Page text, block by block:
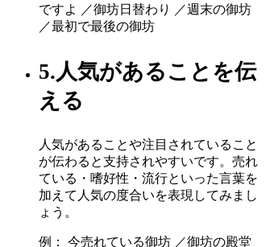
ですよ ／御坊日替わり ／週末の御坊
／最初で最後の御坊
5.人気があることを伝
える
人気があることや注目されていること
が伝わると支持されやすいです。売れ
ている・嗜好性・流行といった言葉を
加えて人気の度合いを表現してみまし
ょう。
例： 今売れている御坊 ／御坊の殿堂